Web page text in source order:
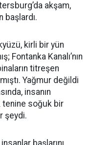
akşam,
kirli bir yün
Fontanka Kanalı’nın
titreşen
Yağmur değildi
insanın
tenine soğuk bir
şeydi.